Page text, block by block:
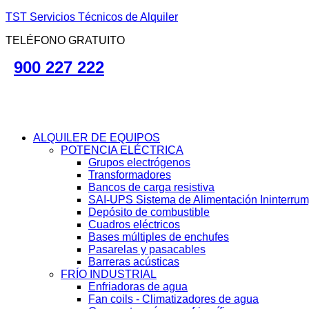
TST Servicios Técnicos de Alquiler
TELÉFONO GRATUITO
900 227 222
ALQUILER DE EQUIPOS
POTENCIA ELÉCTRICA
Grupos electrógenos
Transformadores
Bancos de carga resistiva
SAI-UPS Sistema de Alimentación
Depósito de combustible
Cuadros eléctricos
Bases múltiples de enchufes
Pasarelas y pasacables
Barreras acústicas
FRÍO INDUSTRIAL
Enfriadoras de agua
Fan coils - Climatizadores de agua